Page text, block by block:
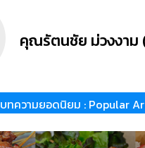
คุณรัตนชัย ม่วงงาม
บทความยอดนิยม : Popular